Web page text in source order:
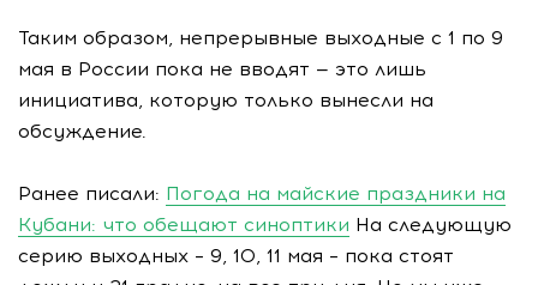
Таким образом, непрерывные выходные с 1 по 9
мая в России пока не вводят — это лишь
инициатива, которую только вынесли на
обсуждение.
Ранее писали: Погода на майские праздники на
Кубани: что обещают синоптики На следующую
серию выходных – 9, 10, 11 мая – пока стоят